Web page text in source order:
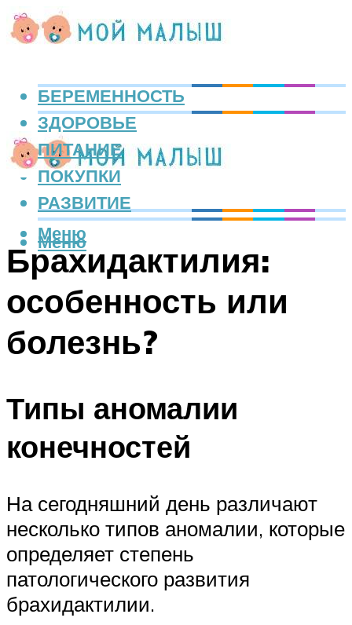
БЕРЕМЕННОСТЬ
ЗДОРОВЬЕ
ПИТАНИЕ
ПОКУПКИ
РАЗВИТИЕ
Меню
Меню
Брахидактилия:
особенность или
болезнь?
Типы аномалии
конечностей
На сегодняшний день различают
несколько типов аномалии, которые
определяет степень
патологического развития
брахидактилии.